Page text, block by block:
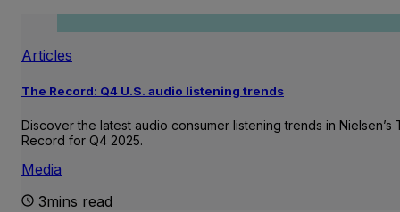
Articles
The Record: Q4 U.S. audio listening trends
Discover the latest audio consumer listening trends in Nielsen’s
Record for Q4 2025.
Media
3mins read